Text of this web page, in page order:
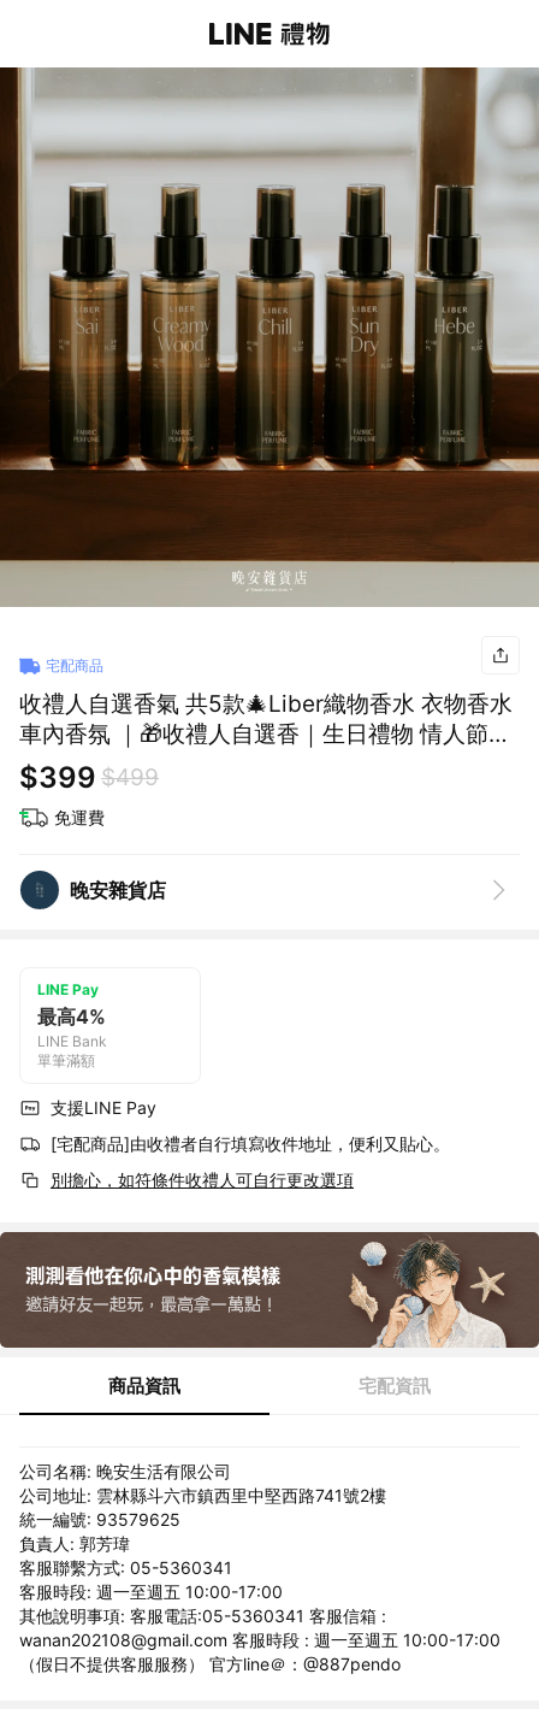
宅配商品
收禮人自選香氣 共5款🎄Liber織物香水 衣物香水
車內香氛 ｜🎁收禮人自選香｜生日禮物 情人節禮
物【布料/空間清新】皂香 小蒼蘭
$399 $499
免運費
晚安雜貨店
LINE Pay
最高4%
LINE Bank
單筆滿額
支援LINE Pay
[宅配商品]由收禮者自行填寫收件地址，便利又貼心。
別擔心，如符條件收禮人可自行更改選項
商品資訊 宅配資訊
公司名稱: 晚安生活有限公司
公司地址: 雲林縣斗六市鎮西里中堅西路741號2樓
統一編號: 93579625
負責人: 郭芳瑋
客服聯繫方式: 05-5360341
客服時段: 週一至週五 10:00-17:00
其他說明事項: 客服電話:05-5360341 客服信箱 :
wanan202108@gmail.com 客服時段 : 週一至週五 10:00-17:00
（假日不提供客服服務） 官方line＠：@887pendo